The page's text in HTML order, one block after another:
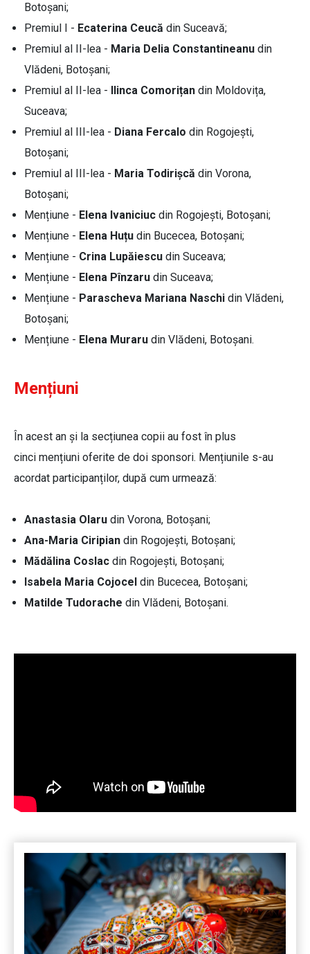
Botoșani;
Premiul I - Ecaterina Ceucă din Suceavă;
Premiul al II-lea - Maria Delia Constantineanu din
Vlădeni, Botoșani;
Premiul al II-lea -
Ilinca Comorițan din Moldovița,
Suceava;
Premiul al III-lea - Diana Fercalo din Rogojești,
Botoșani;
Premiul al III-lea - Maria Todirișcă din Vorona,
Botoșani;
Mențiune - Elena Ivaniciuc din Rogojești, Botoșani;
Mențiune - Elena Huțu din Bucecea, Botoșani;
Mențiune - Crina Lupăiescu din Suceava;
Mențiune - Elena Pînzaru din Suceava;
Mențiune - Parascheva Mariana Naschi din Vlădeni,
Botoșani;
Mențiune - Elena Muraru din Vlădeni, Botoșani.
Mențiuni
În acest an și la secțiunea copii au fost în plus
cinci mențiuni oferite de doi sponsori. Mențiunile s-au
acordat participanților, după cum urmează:
Anastasia Olaru din Vorona, Botoșani;
Ana-Maria Ciripian din Rogojești, Botoșani;
Mădălina Coslac din Rogojești, Botoșani;
Isabela Maria Cojocel din Bucecea, Botoșani;
Matilde Tudorache din Vlădeni, Botoșani.